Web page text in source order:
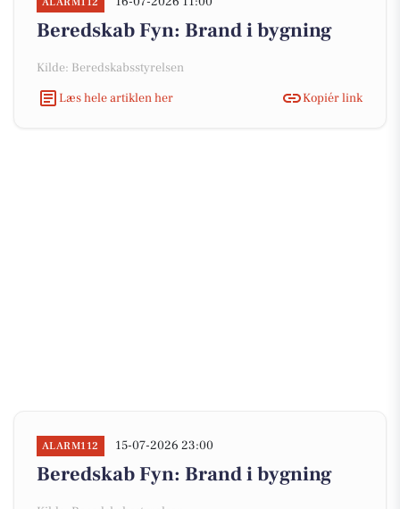
Beredskab Fyn: Brand i bygning
Kilde: Beredskabsstyrelsen
Læs hele artiklen her
Kopiér link
ALARM112 15-07-2026 23:00
Beredskab Fyn: Brand i bygning